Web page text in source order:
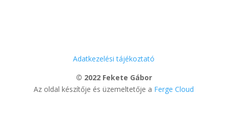
Adatkezelési tájékoztató
© 2022 Fekete Gábor
Az oldal készítője és üzemeltetője a Ferge Cloud